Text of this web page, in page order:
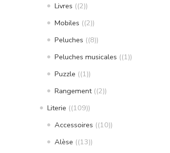
Livres (2)
Mobiles (2)
Peluches (8)
Peluches musicales (1)
Puzzle (1)
Rangement (2)
Literie (109)
Accessoires (10)
Alèse (13)